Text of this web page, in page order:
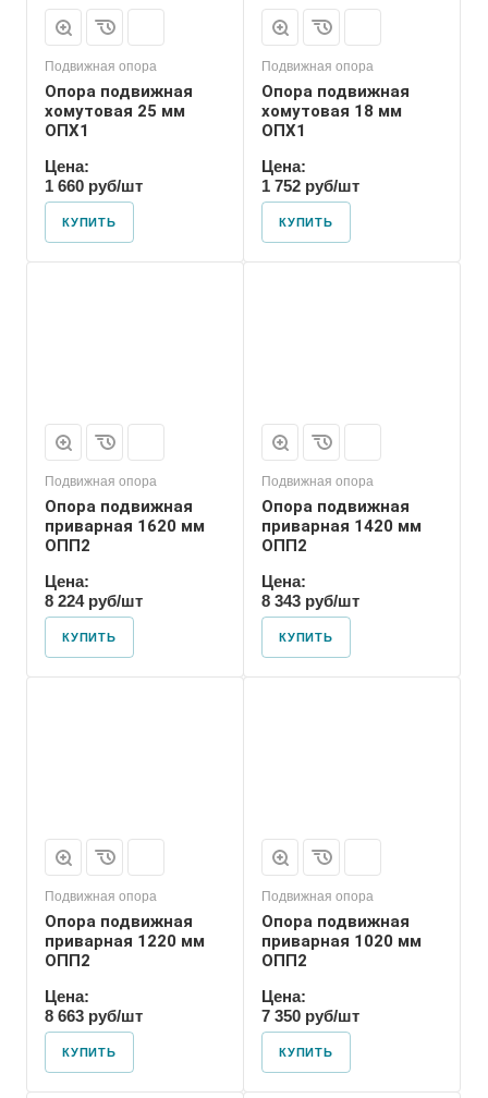
Подвижная опора
Опора подвижная
хомутовая 25 мм
ОПХ1
Цена:
1 660 руб/шт
КУПИТЬ
Подвижная опора
Опора подвижная
хомутовая 18 мм
ОПХ1
Цена:
1 752 руб/шт
КУПИТЬ
Подвижная опора
Опора подвижная
приварная 1620 мм
ОПП2
Цена:
8 224 руб/шт
КУПИТЬ
Подвижная опора
Опора подвижная
приварная 1420 мм
ОПП2
Цена:
8 343 руб/шт
КУПИТЬ
Подвижная опора
Опора подвижная
приварная 1220 мм
ОПП2
Цена:
8 663 руб/шт
КУПИТЬ
Подвижная опора
Опора подвижная
приварная 1020 мм
ОПП2
Цена:
7 350 руб/шт
КУПИТЬ